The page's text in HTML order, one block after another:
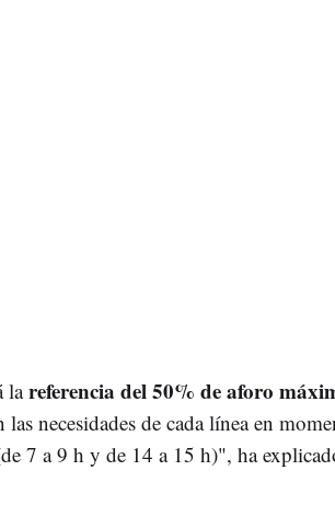
lareferencia del 50% de aforo
necesidades de cada línea en
7 a 9 h y de 14 a 15 h)", ha